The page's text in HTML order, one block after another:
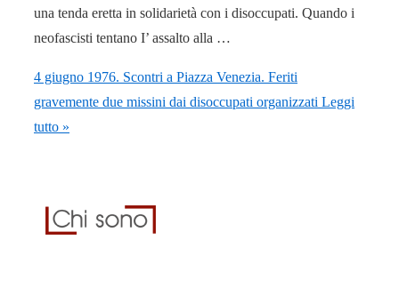
una tenda eretta in solidarietà con i disoccupati. Quando i
neofascisti tentano I’ assalto alla …
4 giugno 1976. Scontri a Piazza Venezia. Feriti
gravemente due missini dai disoccupati organizzati Leggi
tutto »